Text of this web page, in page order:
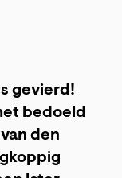
gevierd!
bedoeld
den